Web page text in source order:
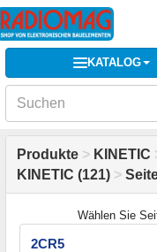
KATALOG
Produkte > KINETIC
KINETIC (121) >
Wählen Sie
2CR5